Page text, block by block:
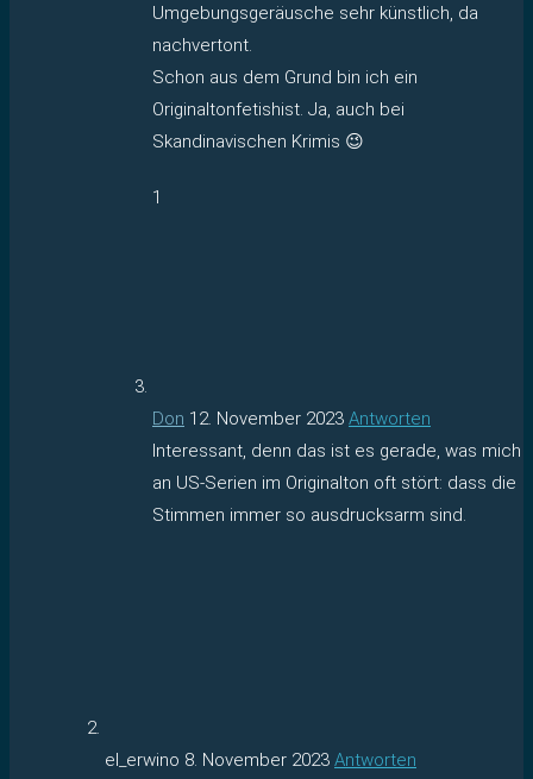
Umgebungsgeräusche sehr künstlich, da
nachvertont.
Schon aus dem Grund bin ich ein
Originaltonfetishist. Ja, auch bei
Skandinavischen Krimis 😉
1
Don 12. November 2023 Antworten
Interessant, denn das ist es gerade, was mich
an US-Serien im Originalton oft stört: dass die
Stimmen immer so ausdrucksarm sind.
el_erwino 8. November 2023 Antworten